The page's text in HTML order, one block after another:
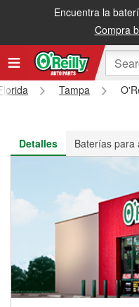
Encuentra la
Compra
Recibe tu orden gratis al
Tampa
Detalles
Baterías para